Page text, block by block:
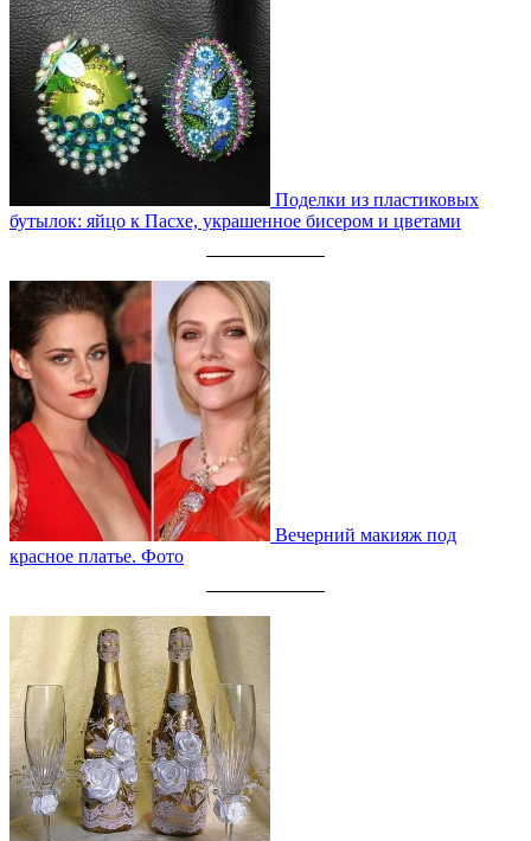
Поделки из пластиковых
бутылок: яйцо к Пасхе, украшенное бисером и цветами
Вечерний макияж под
красное платье. Фото